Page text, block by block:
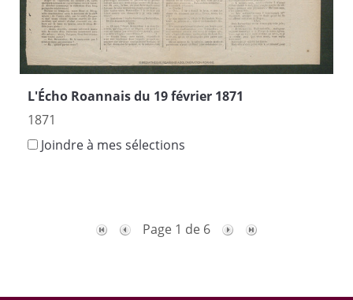
L'Écho Roannais du 19 février 1871
1871
Joindre à mes sélections
Page 1 de 6